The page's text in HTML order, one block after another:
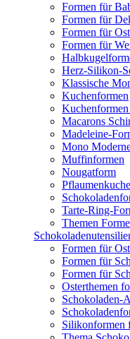
Formen für
Formen für
Formen für
Formen für
Herz-Silikon-
Klassische
Kuchenformen
Macarons
Madeleine-
Mono
Muffinformen
Nougatform
Tarte-Ring-
Themen
Formen für
Formen für
Formen für
Osterthemen
Schokoladen-
Silikonformen